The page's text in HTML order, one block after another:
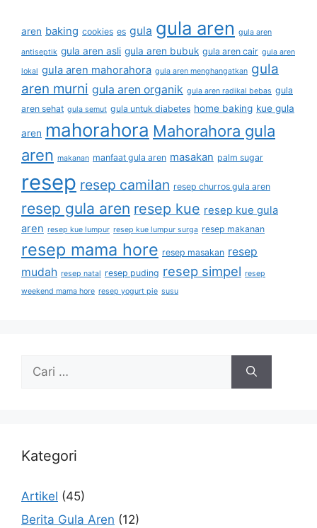
aren baking cookies es gula gula aren gula aren
antiseptik gula aren asli gula aren bubuk gula aren cair gula aren
lokal gula aren mahorahora gula aren menghangatkan gula
aren murni gula aren organik gula aren radikal bebas gula
aren sehat gula semut gula untuk diabetes home baking kue gula
aren mahorahora Mahorahora gula
aren makanan manfaat gula aren masakan palm sugar
resep resep camilan resep churros gula aren
resep gula aren resep kue resep kue gula
aren resep kue lumpur resep kue lumpur surga resep makanan
resep mama hore resep masakan resep
mudah resep natal resep puding resep simpel resep
weekend mama hore resep yogurt pie susu
Kategori
Artikel (45)
Berita Gula Aren (12)